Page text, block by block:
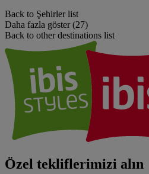
Back to Şehirler list
Daha fazla göster (27)
Back to other destinations list
Özel tekliflerimizi alın